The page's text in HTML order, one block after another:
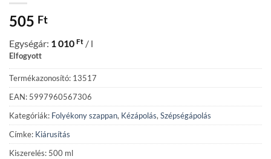
505 Ft
Egységár: 1 010 Ft / l
Elfogyott
Termékazonosító: 13517
EAN: 5997960567306
Kategóriák: Folyékony szappan, Kézápolás, Szépségápolás
Címke: Kiárusítás
Kiszerelés: 500 ml